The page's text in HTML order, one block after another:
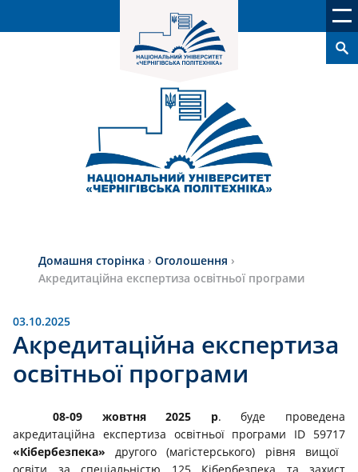
Домашня сторінка › Оголошення ›
Акредитаційна експертиза освітньої програми
03.10.2025
Акредитаційна експертиза
освітньої програми
08-09 жовтня 2025 р. буде проведена
акредитаційна експертиза освітньої програми ID 59717
«Кібербезпека» другого (магістерського) рівня вищої